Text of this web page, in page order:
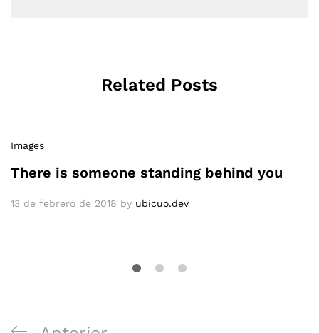
Related Posts
Images
There is someone standing behind you
13 de febrero de 2018 by ubicuo.dev